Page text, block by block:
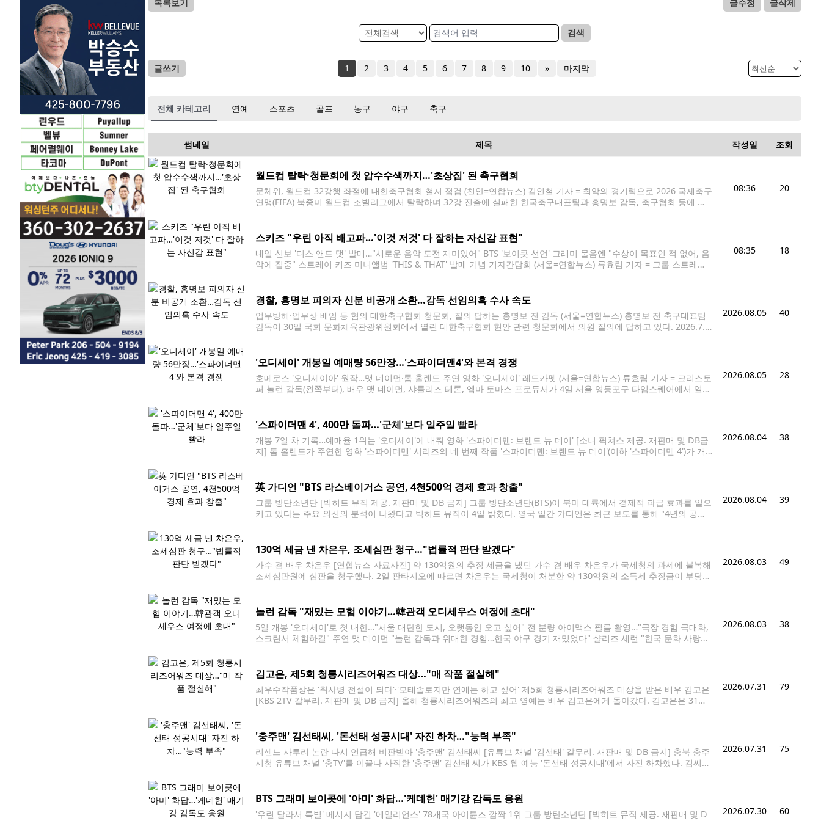
목록보기 글수정 글삭제
검색
글쓰기 1 2 3 4 5 6 7 8 9 10 » 마지막
전체 카테고리 연예 스포츠 골프 농구 야구 축구
썸네일 제목 작성일 조회
월드컵 탈락·청문회에 첫 압수수색까지…'초상집' 된 축구협회
문체위, 월드컵 32강행 좌절에 대한축구협회 철저 점검 (천안=연합뉴스) 김인철 기자 = 최악의 경기력으로 2026 국제축구
연맹(FIFA) 북중미 월드컵 조별리그에서 탈락하며 32강 진출에 실패한 한국축구대표팀과 홍명보 감독, 축구협회 등에 대
08:36 20
스키즈 "우린 아직 배고파…'이것 저것' 다 잘하는 자신감 표현"
내일 신보 '디스 앤드 댓' 발매…"새로운 음악 도전 재미있어" BTS '보이콧 선언' 그래미 물음엔 "수상이 목표인 적 없어, 음
악에 집중" 스트레이 키즈 미니앨범 'THIS & THAT' 발매 기념 기자간담회 (서울=연합뉴스) 류효림 기자 = 그룹 스트레이
08:35 18
경찰, 홍명보 피의자 신분 비공개 소환…감독 선임의혹 수사 속도
업무방해·업무상 배임 등 혐의 대한축구협회 청문회, 질의 답하는 홍명보 전 감독 (서울=연합뉴스) 홍명보 전 축구대표팀
감독이 30일 국회 문화체육관광위원회에서 열린 대한축구협회 현안 관련 청문회에서 의원 질의에 답하고 있다. 2026.7.3
2026.08.05 40
'오디세이' 개봉일 예매량 56만장…'스파이더맨4'와 본격 경쟁
호메로스 '오디세이아' 원작…맷 데이먼·톰 홀랜드 주연 영화 '오디세이' 레드카펫 (서울=연합뉴스) 류효림 기자 = 크리스토
퍼 놀런 감독(왼쪽부터), 배우 맷 데이먼, 샤를리즈 테론, 엠마 토마스 프로듀서가 4일 서울 영등포구 타임스퀘어에서 열린
2026.08.05 28
'스파이더맨 4', 400만 돌파…'군체'보다 일주일 빨라
개봉 7일 차 기록…예매율 1위는 '오디세이'에 내줘 영화 '스파이더맨: 브랜드 뉴 데이' [소니 픽쳐스 제공. 재판매 및 DB금
지] 톰 홀랜드가 주연한 영화 '스파이더맨' 시리즈의 네 번째 작품 '스파이더맨: 브랜드 뉴 데이'(이하 '스파이더맨 4')가 개
2026.08.04 38
英 가디언 "BTS 라스베이거스 공연, 4천500억 경제 효과 창출"
그룹 방탄소년단 [빅히트 뮤직 제공. 재판매 및 DB 금지] 그룹 방탄소년단(BTS)이 북미 대륙에서 경제적 파급 효과를 일으
키고 있다는 주요 외신의 분석이 나왔다고 빅히트 뮤직이 4일 밝혔다. 영국 일간 가디언은 최근 보도를 통해 "4년의 공백
2026.08.04 39
130억 세금 낸 차은우, 조세심판 청구…"법률적 판단 받겠다"
가수 겸 배우 차은우 [연합뉴스 자료사진] 약 130억원의 추징 세금을 냈던 가수 겸 배우 차은우가 국세청의 과세에 불복해
조세심판원에 심판을 청구했다. 2일 판타지오에 따르면 차은우는 국세청이 처분한 약 130억원의 소득세 추징금이 부당하
2026.08.03 49
놀런 감독 "재밌는 모험 이야기…韓관객 오디세우스 여정에 초대"
5일 개봉 '오디세이'로 첫 내한…"서울 대단한 도시, 오랫동안 오고 싶어" 전 분량 아이맥스 필름 촬영…"극장 경험 극대화,
스크린서 체험하길" 주연 맷 데이먼 "놀런 감독과 위대한 경험…한국 야구 경기 재밌었다" 샬리즈 세런 "한국 문화 사랑
2026.08.03 38
김고은, 제5회 청룡시리즈어워즈 대상…"매 작품 절실해"
최우수작품상은 '취사병 전설이 되다'·'모태솔로지만 연애는 하고 싶어' 제5회 청룡시리즈어워즈 대상을 받은 배우 김고은
[KBS 2TV 갈무리. 재판매 및 DB 금지] 올해 청룡시리즈어워즈의 최고 영예는 배우 김고은에게 돌아갔다. 김고은은 31일
2026.07.31 79
'충주맨' 김선태씨, '돈선태 성공시대' 자진 하차…"능력 부족"
리센느 사투리 논란 다시 언급해 비판받아 '충주맨' 김선태씨 [유튜브 채널 '김선태' 갈무리. 재판매 및 DB 금지] 충북 충주
시청 유튜브 채널 '충TV'를 이끌다 사직한 '충주맨' 김선태 씨가 KBS 웹 예능 '돈선태 성공시대'에서 자진 하차했다. 김씨는
2026.07.31 75
BTS 그래미 보이콧에 '아미' 화답…'케데헌' 매기강 감독도 응원
'우린 달라서 특별' 메시지 담긴 '에일리언스' 78개국 아이튠즈 깜짝 1위 그룹 방탄소년단 [빅히트 뮤직 제공. 재판매 및 D
2026.07.30 60